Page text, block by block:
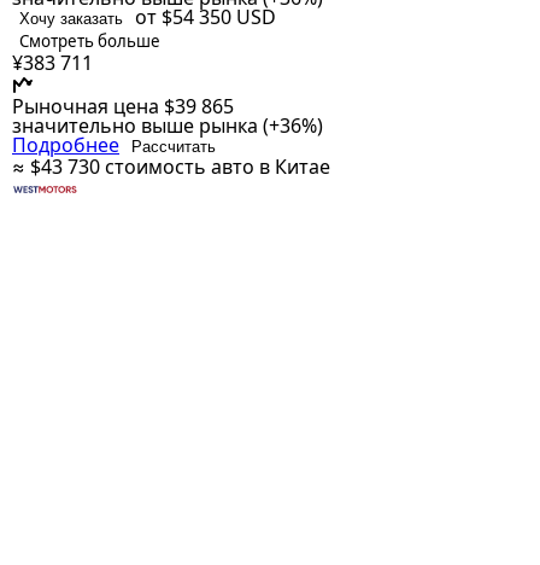
Хочу заказать от $54 350 USD
Смотреть больше
¥383 711
Рыночная цена $39 865
значительно выше рынка (+36%)
Подробнее Рассчитать
≈ $43 730стоимость авто в Китае